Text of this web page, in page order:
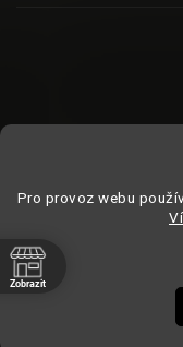
Pro provoz webu
Copyright 2026
Zobrazit